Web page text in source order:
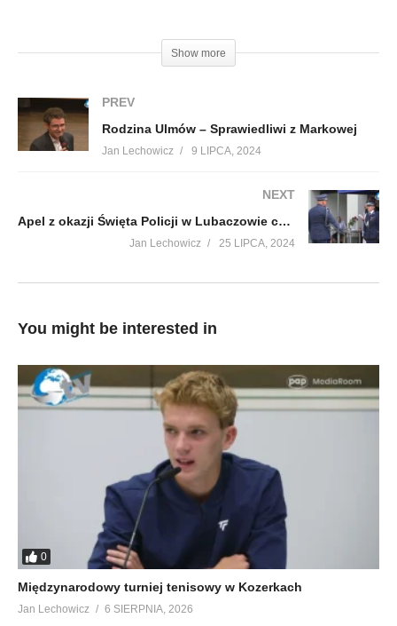
Show more
PREV
Rodzina Ulmów – Sprawiedliwi z Markowej
Jan Lechowicz 9 LIPCA, 2024
NEXT
Apel z okazji Święta Policji w Lubaczowie cz. 1
Jan Lechowicz 25 LIPCA, 2024
You might be interested in
0
Międzynarodowy turniej tenisowy w Kozerkach
Jan Lechowicz 6 SIERPNIA, 2026